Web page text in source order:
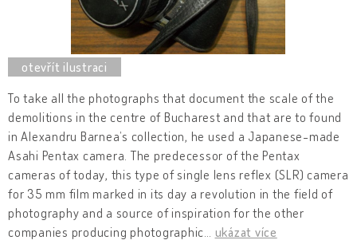
To take all the photographs that document the scale of the
demolitions in the centre of Bucharest and that are to found
in Alexandru Barnea’s collection, he used a Japanese-made
Asahi Pentax camera. The predecessor of the Pentax
cameras of today, this type of single lens reflex (SLR) camera
for 35 mm film marked in its day a revolution in the field of
photography and a source of inspiration for the other
companies producing photographic
ukázat více